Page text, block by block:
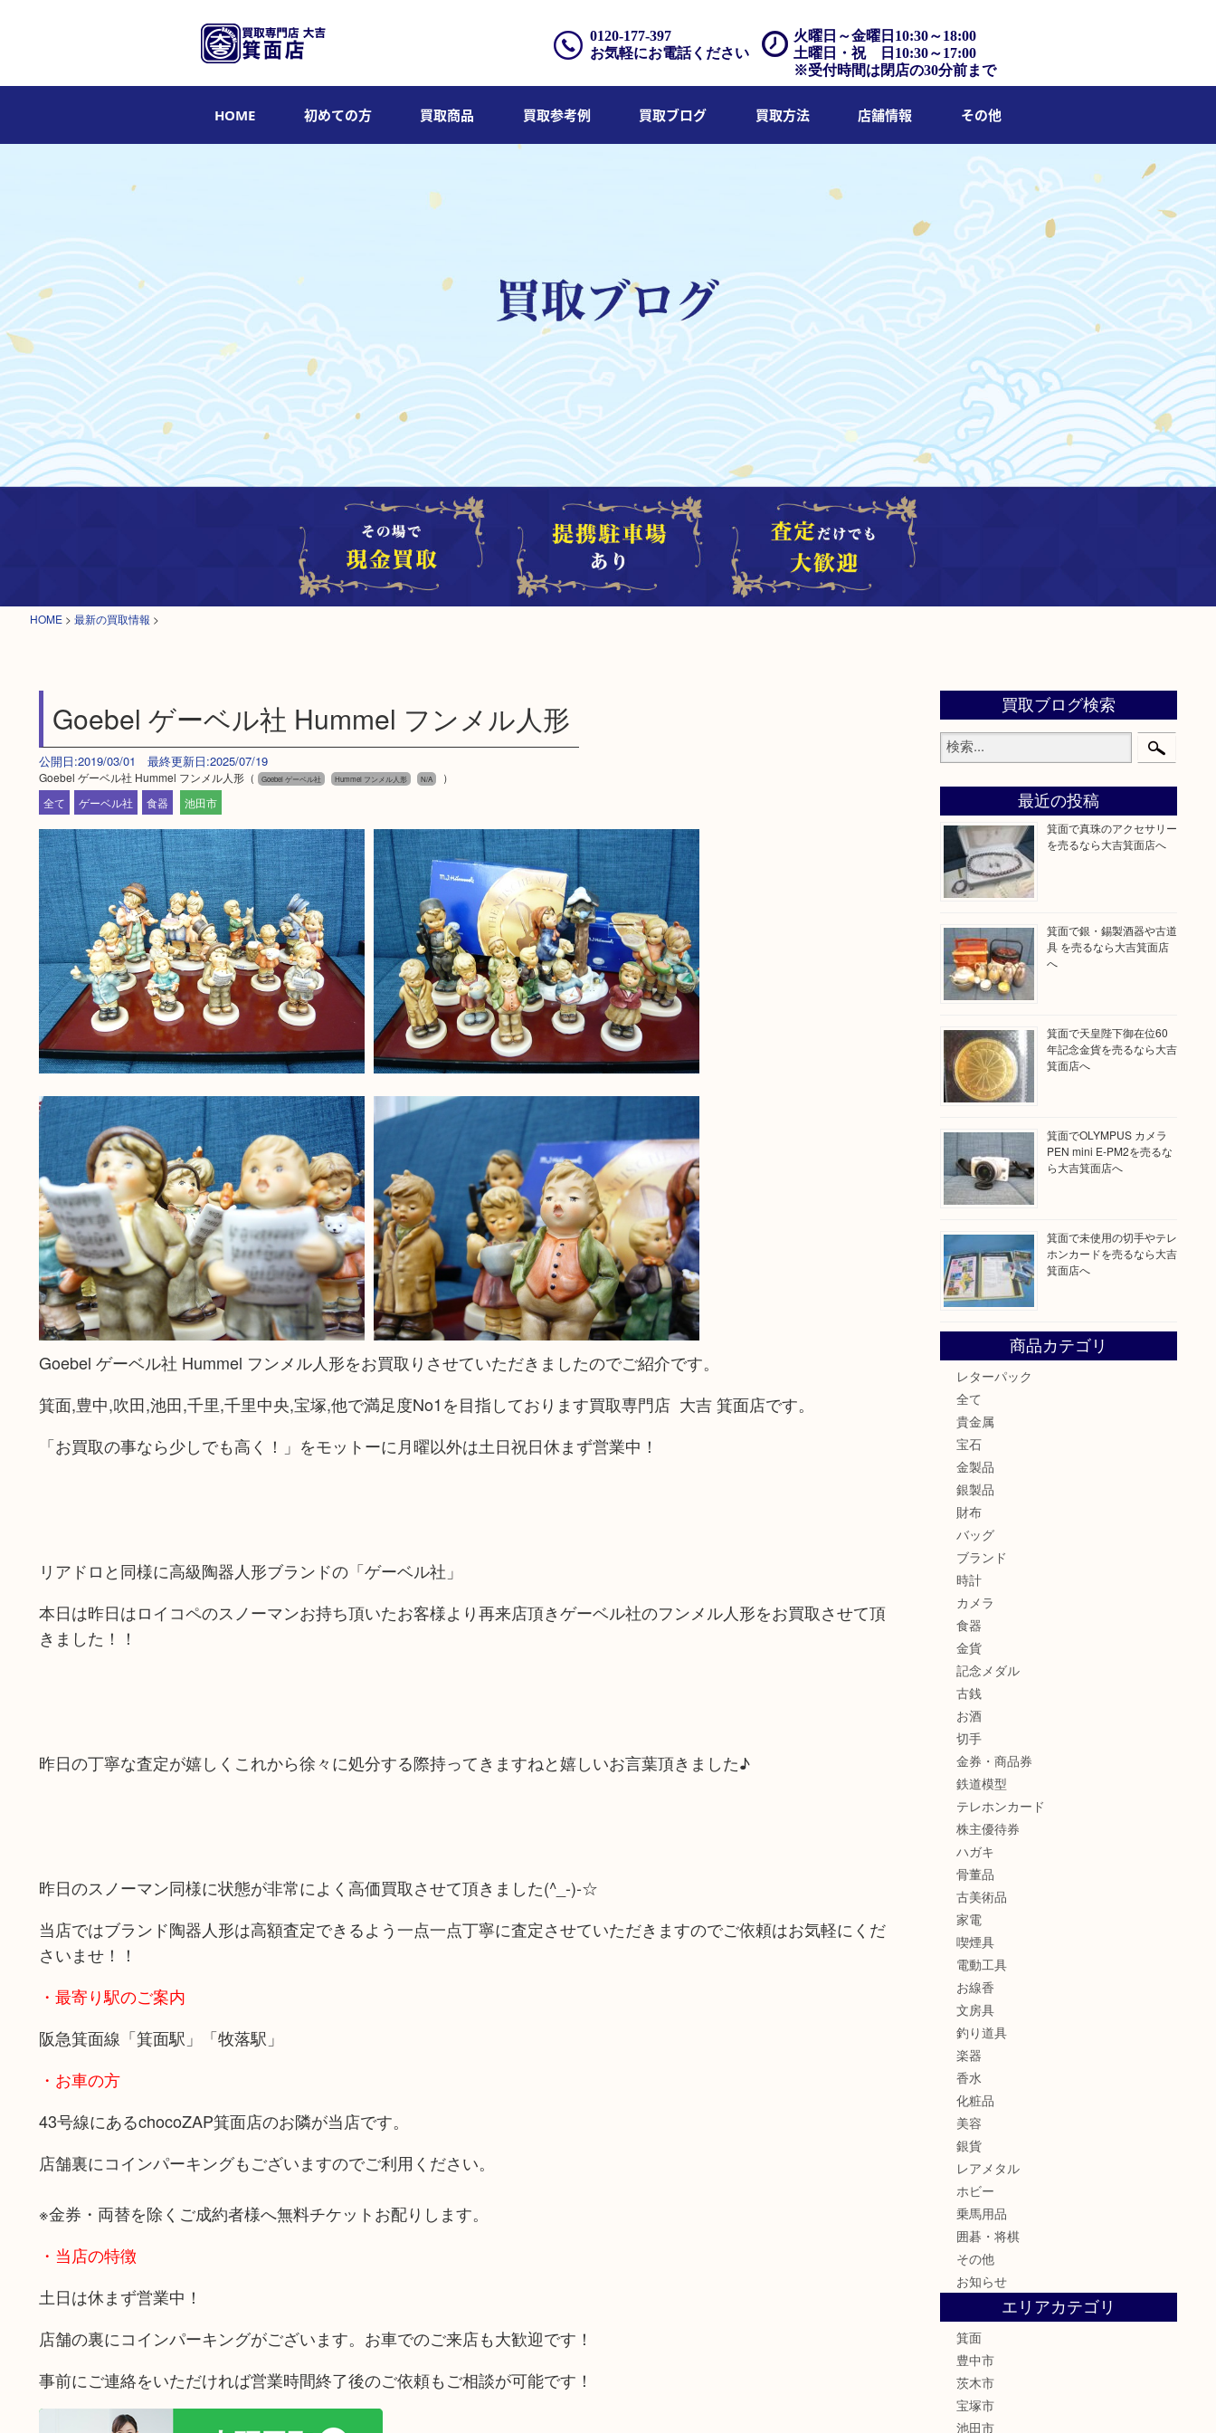
火曜日～金曜日10:30～18:00
土曜日・祝 日10:30～17:00
※受付時間は閉店の30分前まで
0120-177-397
お気軽にお電話ください
HOME 初めての方 買取商品 買取参考例 買取ブログ 買取方法 店舗情報 その他
HOME > 最新の買取情報 >
Goebel ゲーベル社 Hummel フンメル人形
公開日:2019/03/01 最終更新日:2025/07/19
Goebel ゲーベル社 Hummel フンメル人形（ Goebel ゲーベル社 Hummel フンメル人形 N/A
）
全て
ゲーベル社 食器 池田市
Goebel ゲーベル社 Hummel フンメル人形をお買取りさせていただきましたのでご紹介です。
箕面,豊中,吹田,池田,千里,千里中央,宝塚,他で満足度No1を目指しております買取専門店 大吉 箕面店です。
「お買取の事なら少しでも高く！」をモットーに月曜以外は土日祝日休まず営業中！
リアドロと同様に高級陶器人形ブランドの「ゲーベル社」
本日は昨日はロイコペのスノーマンお持ち頂いたお客様より再来店頂きゲーベル社のフンメル人形をお買取させて頂
きました！！
昨日の丁寧な査定が嬉しくこれから徐々に処分する際持ってきますねと嬉しいお言葉頂きました♪
昨日のスノーマン同様に状態が非常によく高価買取させて頂きました(^_-)-☆
当店ではブランド陶器人形は高額査定できるよう一点一点丁寧に査定させていただきますのでご依頼はお気軽にくだ
さいませ！！
・最寄り駅のご案内
阪急箕面線「箕面駅」「牧落駅」
・お車の方
43号線にあるchocoZAP箕面店のお隣が当店です。
店舗裏にコインパーキングもございますのでご利用ください。
※金券・両替を除くご成約者様へ無料チケットお配りします。
・当店の特徴
土日は休まず営業中！
店舗の裏にコインパーキングがございます。お車でのご来店も大歓迎です！
事前にご連絡をいただければ営業時間終了後のご依頼もご相談が可能です！
買取ブログ検索
最近の投稿
箕面で真珠のアクセサリー
を売るなら大吉箕面店へ
箕面で銀・錫製酒器や古道
具 を売るなら大吉箕面店
へ
箕面で天皇陛下御在位60
年記念金貨を売るなら大吉
箕面店へ
箕面でOLYMPUS カメラ
PEN mini E-PM2を売るな
ら大吉箕面店へ
箕面で未使用の切手やテレ
ホンカードを売るなら大吉
箕面店へ
商品カテゴリ
レターパック
全て
貴金属
宝石
金製品
銀製品
財布
バッグ
ブランド
時計
カメラ
食器
金貨
記念メダル
古銭
お酒
切手
金券・商品券
鉄道模型
テレホンカード
株主優待券
ハガキ
骨董品
古美術品
家電
喫煙具
電動工具
お線香
文房具
釣り道具
楽器
香水
化粧品
美容
銀貨
レアメタル
ホビー
乗馬用品
囲碁・将棋
その他
お知らせ
エリアカテゴリ
箕面
豊中市
茨木市
宝塚市
池田市